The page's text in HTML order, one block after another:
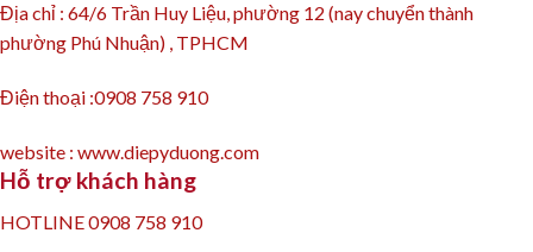
Địa chỉ : 64/6 Trần Huy Liệu, phường 12 (nay chuyển thành
phường Phú Nhuận) , TPHCM
Điện thoại :0908 758 910
website : www.diepyduong.com
Hỗ trợ khách hàng
HOTLINE 0908 758 910